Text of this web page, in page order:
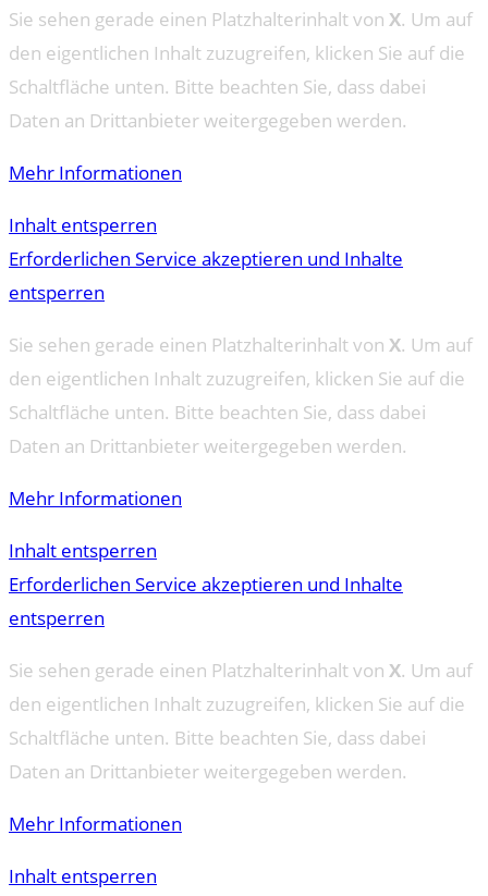
Sie sehen gerade einen Platzhalterinhalt von X. Um auf
den eigentlichen Inhalt zuzugreifen, klicken Sie auf die
Schaltfläche unten. Bitte beachten Sie, dass dabei
Daten an Drittanbieter weitergegeben werden.
Mehr Informationen
Inhalt entsperren
Erforderlichen Service akzeptieren und Inhalte
entsperren
Sie sehen gerade einen Platzhalterinhalt von X. Um auf
den eigentlichen Inhalt zuzugreifen, klicken Sie auf die
Schaltfläche unten. Bitte beachten Sie, dass dabei
Daten an Drittanbieter weitergegeben werden.
Mehr Informationen
Inhalt entsperren
Erforderlichen Service akzeptieren und Inhalte
entsperren
Sie sehen gerade einen Platzhalterinhalt von X. Um auf
den eigentlichen Inhalt zuzugreifen, klicken Sie auf die
Schaltfläche unten. Bitte beachten Sie, dass dabei
Daten an Drittanbieter weitergegeben werden.
Mehr Informationen
Inhalt entsperren